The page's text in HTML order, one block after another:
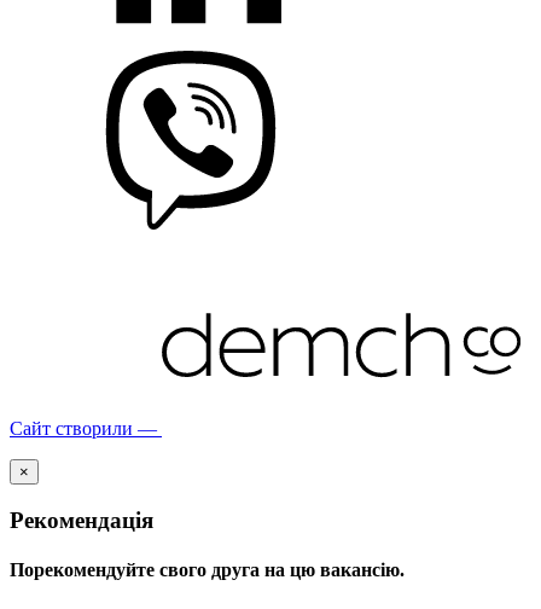
Сайт створили —
×
Рекомендація
Порекомендуйте свого друга на цю вакансію.